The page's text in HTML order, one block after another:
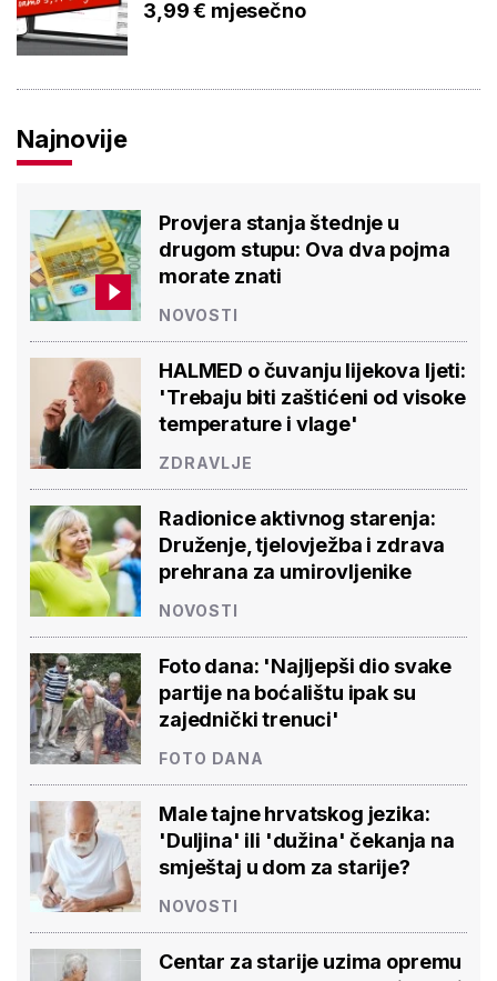
3,99 € mjesečno
Najnovije
Provjera stanja štednje u
drugom stupu: Ova dva pojma
morate znati
NOVOSTI
HALMED o čuvanju lijekova ljeti:
'Trebaju biti zaštićeni od visoke
temperature i vlage'
ZDRAVLJE
Radionice aktivnog starenja:
Druženje, tjelovježba i zdrava
prehrana za umirovljenike
NOVOSTI
Foto dana: 'Najljepši dio svake
partije na boćalištu ipak su
zajednički trenuci'
FOTO DANA
Male tajne hrvatskog jezika:
'Duljina' ili 'dužina' čekanja na
smještaj u dom za starije?
NOVOSTI
Centar za starije uzima opremu